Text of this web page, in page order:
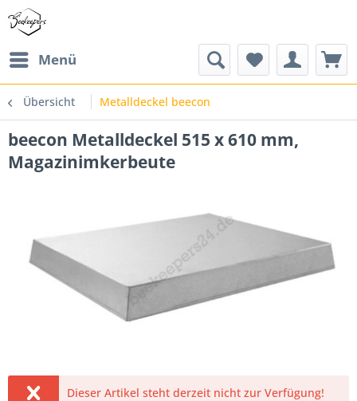
Menü
Übersicht Metalldeckel beecon
beecon Metalldeckel 515 x 610 mm,
Magazinimkerbeute
Dieser Artikel steht derzeit nicht zur Verfügung!